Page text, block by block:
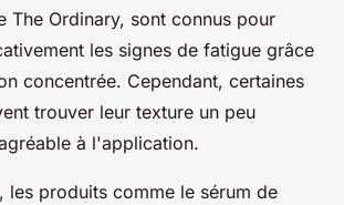
The Ordinary, sont connus pour
les signes de fatigue grâce
concentrée. Cependant, certaines
trouver leur texture un peu
à l'application.
les produits comme le sérum de